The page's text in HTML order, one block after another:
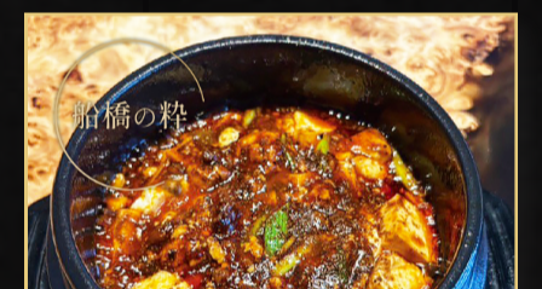
最近の投稿 Recent Posts
2026/03/31
船橋の歴史を深掘り地名の由来と歴史的建造物巡りの楽しみ方